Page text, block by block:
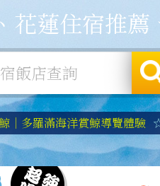
花蓮住宿推薦
｜多羅滿海洋賞鯨導覽體驗